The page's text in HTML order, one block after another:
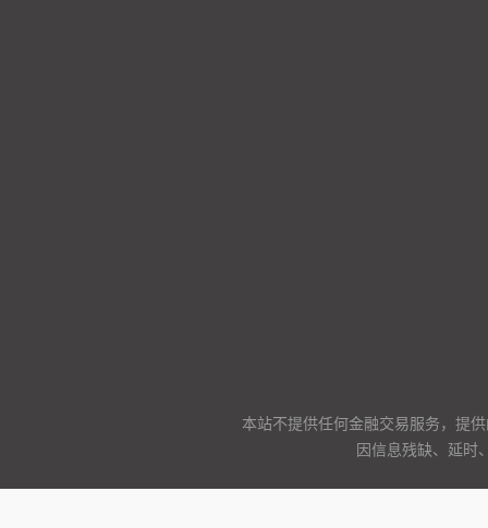
本站不提供任何金融交易服务，提
因信息残缺、延时